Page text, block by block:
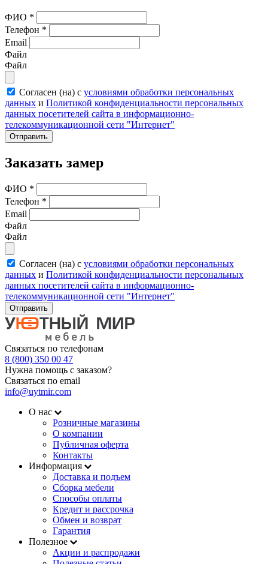
ФИО *
Телефон *
Email
Файл
Файл
Согласен (на) с условиями обработки персональных
данных и Политикой конфиденциальности персональных
данных посетителей сайта в информационно-
телекоммуникационной сети "Интернет"
Отправить
Заказать замер
ФИО *
Телефон *
Email
Файл
Файл
Согласен (на) с условиями обработки персональных
данных и Политикой конфиденциальности персональных
данных посетителей сайта в информационно-
телекоммуникационной сети "Интернет"
Отправить
Связаться по телефонам
8 (800) 350 00 47
Нужна помощь с заказом?
Связаться по email
info@uytmir.com
О нас
Розничные магазины
О компании
Публичная оферта
Контакты
Информация
Доставка и подъем
Сборка мебели
Способы оплаты
Кредит и рассрочка
Обмен и возврат
Гарантия
Полезное
Акции и распродажи